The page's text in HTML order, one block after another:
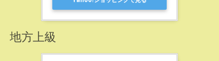
地方上級